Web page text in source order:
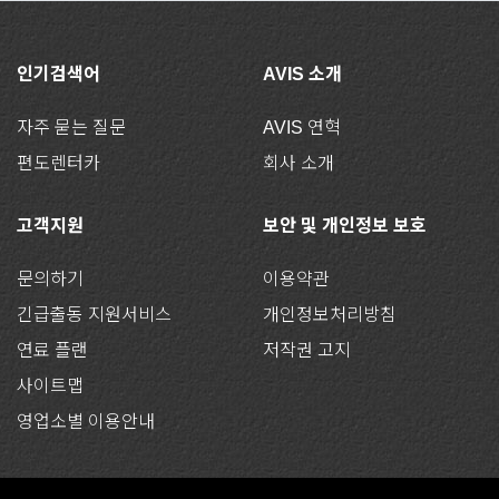
인기검색어
자주 묻는 질문
편도렌터카
AVIS 소개
AVIS 연혁
회사 소개
고객지원
문의하기
긴급출동 지원서비스
연료 플랜
사이트맵
영업소별 이용안내
보안 및 개인정보 보호
이용약관
개인정보처리방침
저작권 고지